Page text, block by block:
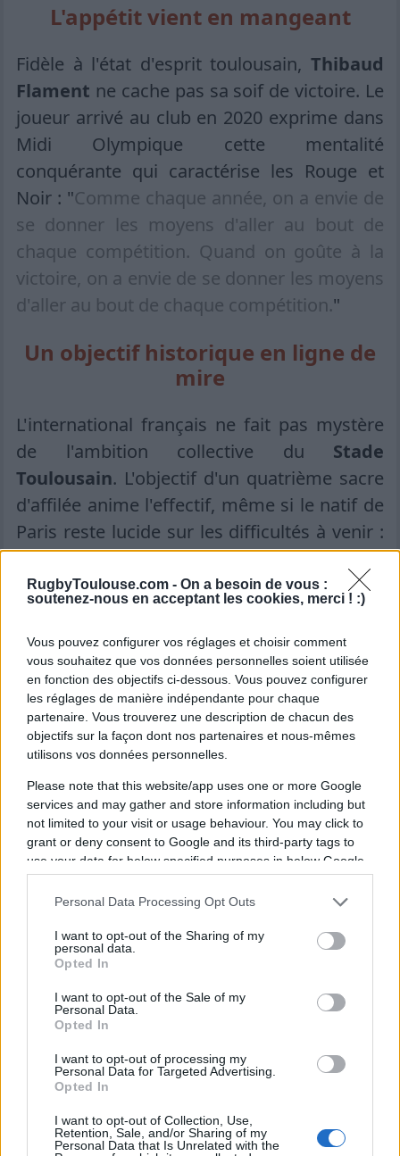
RugbyToulouse.com - On a besoin de vous :
soutenez-nous en acceptant les cookies, merci ! :)
Vous pouvez configurer vos réglages et choisir comment
vous souhaitez que vos données personnelles soient utilisée
en fonction des objectifs ci-dessous. Vous pouvez configurer
les réglages de manière indépendante pour chaque
partenaire. Vous trouverez une description de chacun des
objectifs sur la façon dont nos partenaires et nous-mêmes
utilisons vos données personnelles.
Please note that this website/app uses one or more Google
services and may gather and store information including but
not limited to your visit or usage behaviour. You may click to
grant or deny consent to Google and its third-party tags to
use your data for below specified purposes in below Google
consent section.
Personal Data Processing Opt Outs
I want to opt-out of the Sharing of my
personal data.
Opted In
I want to opt-out of the Sale of my
Personal Data.
Opted In
I want to opt-out of processing my
Personal Data for Targeted Advertising.
Opted In
I want to opt-out of Collection, Use,
Retention, Sale, and/or Sharing of my
Personal Data that Is Unrelated with the
L'appétit vient en mangeant
Fidèle à l'état d'esprit toulousain, Thibaud
Flament ne cache pas sa soif de victoire. Le
joueur arrivé au club en 2020 exprime dans
Midi Olympique cette mentalité
conquérante qui caractérise les Rouge et
Noir : "Comme chaque année, on a envie de
se donner les moyens d'aller au bout de
chaque compétition. Quand on goûte à la
victoire, on a envie de se donner les moyens
d'aller au bout de chaque compétition."
Un objectif historique en ligne de
mire
L'international français ne fait pas mystère
de l'ambition collective du Stade
Toulousain. L'objectif d'un quatrième sacre
d'affilée anime l'effectif, même si le natif de
Paris reste lucide sur les difficultés à venir :
"La possibilité de gagner un quatrième Top
14 d'affilée nous anime, même si on sait très
bien que la saison va être très longue et que
tout le monde nous attend."
La continuité, atout maître des
Toulousains
En conclusion, le deuxième ligne de 28 ans
met en avant l'un des points forts à
Toulouse: la stabilité. Cette continuité dans
le groupe constitue selon lui un avantage
considérable pour aborder les échéances à
venir : "
Il y a une forme de stabilité, tout le
jouer, la mentalité, l'émulation qui est celle
du club… Il n'y a que peu de joueurs qui ont
besoin de beaucoup de temps
d'adaptation.
AjouterRugbyToulouse.com